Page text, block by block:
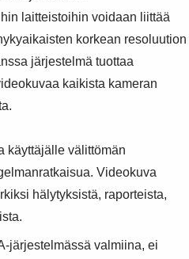
laitteistoihin voidaan liittää
korkean resoluution
järjestelmä tuottaa
kaikista kameran
käyttäjälle välittömän
Videokuva
hälytyksistä, raporteista,
järjestelmässä valmiina, ei